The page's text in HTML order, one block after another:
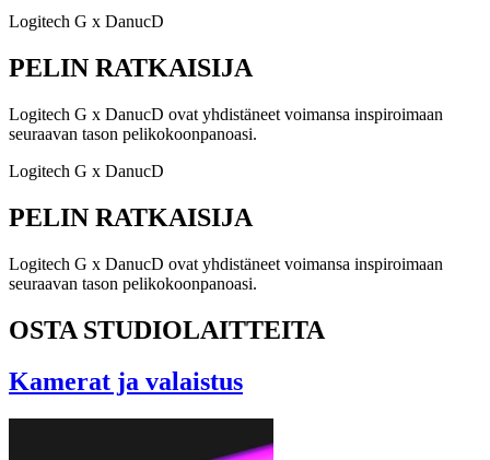
Logitech G x DanucD
PELIN RATKAISIJA
Logitech G x DanucD ovat yhdistäneet voimansa inspiroimaan
seuraavan tason pelikokoonpanoasi.
Logitech G x DanucD
PELIN RATKAISIJA
Logitech G x DanucD ovat yhdistäneet voimansa inspiroimaan
seuraavan tason pelikokoonpanoasi.
OSTA STUDIOLAITTEITA
Kamerat ja valaistus